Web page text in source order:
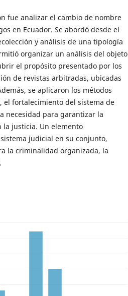
fue analizar el cambio de nombre
en Ecuador. Se abordó desde el
y análisis de una tipología
organizar un análisis del objeto
el propósito presentado por los
de revistas arbitradas, ubicadas
se aplicaron los métodos
el fortalecimiento del sistema de
necesidad para garantizar la
la justicia. Un elemento
judicial en su conjunto,
la criminalidad organizada, la